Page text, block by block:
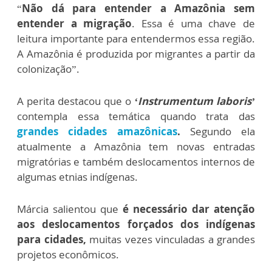
“Não dá para entender a Amazônia sem
entender a migração. Essa é uma chave de
leitura importante para entendermos essa região.
A Amazônia é produzida por migrantes a partir da
colonização”.
A perita destacou que o ‘Instrumentum laboris’
contempla essa temática quando trata das
grandescidades amazônicas. Segundo ela
atualmente a Amazônia tem novas entradas
migratórias e também deslocamentos internos de
algumas etnias indígenas.
Márcia salientou que é necessário dar atenção
aos deslocamentos forçados dos indígenas
para cidades, muitas vezes vinculadas a grandes
projetos econômicos.